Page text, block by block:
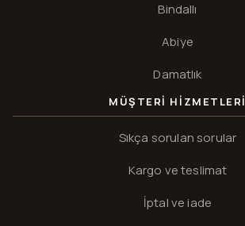
Bindallı
Abiye
Damatlık
MÜŞTERI HIZMETLERI
Sıkça sorulan sorular
Kargo ve teslimat
İptal ve iade